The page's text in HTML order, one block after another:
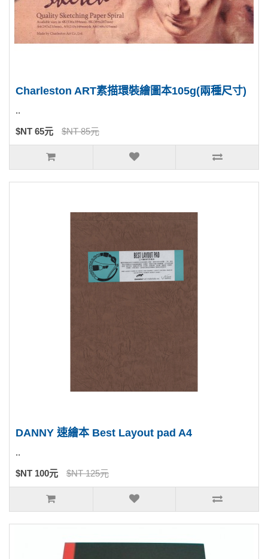
Charleston ART素描環裝繪圖本105g(兩種尺寸)
..
$NT 65元 $NT 85元
DANNY 速繪本 Best Layout pad A4
..
$NT 100元 $NT 125元